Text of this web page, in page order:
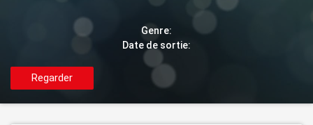
Genre:
Date de sortie:
Regarder